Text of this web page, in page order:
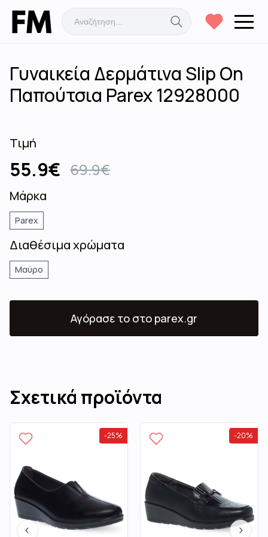
Γυναικεία Δερμάτινα Slip On
Παπούτσια Parex 12928000
Τιμή
55.9€ 69.9€
Μάρκα
Parex
Διαθέσιμα χρώματα
Μαύρο
Αγόρασε το στο parex.gr
Σχετικά προϊόντα
-25% -20%